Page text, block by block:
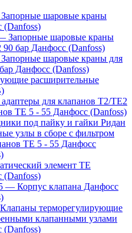
шаровые краны
(Danfoss)
Запорные шаровые краны
90 бар Данфосс (Danfoss)
шаровые краны для
Данфосс (Danfoss)
расширительные
для клапанов T2/TE2
TE 5 - 55 Данфосс (Danfoss)
под пайку и гайки Ридан
узлы в сборе с фильтром
TE 5 - 55 Данфосс
элемент TE
(Danfoss)
— Корпус клапана Данфосс
терморегулирующие
клапанными узлами
(Danfoss)